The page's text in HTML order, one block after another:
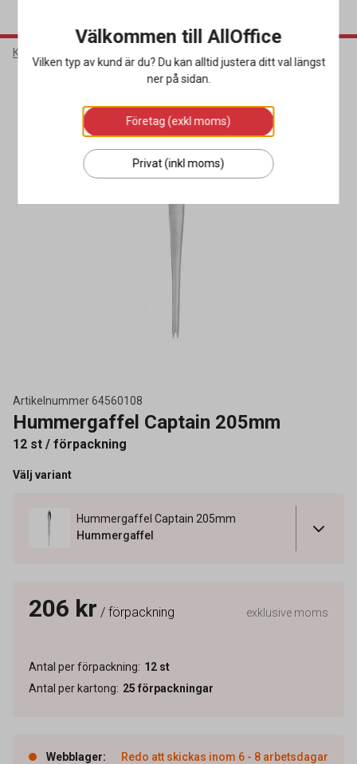
Kök & Servering
Artikelnummer64560108
Hummergaffel Captain 205mm
12 st / förpackning
Välj variant
Hummergaffel Captain 205mm
Hummergaffel
206 kr / förpackning exklusive moms
Antal per förpackning: 12 st
Antal per kartong: 25 förpackningar
Webblager:
Redo att skickas inom 6 - 8 arbetsdagar
Välkommen till AllOffice
Vilken typ av kund är du? Du kan alltid justera ditt val längst
ner på sidan.
Företag (exkl moms)
Privat (inkl moms)